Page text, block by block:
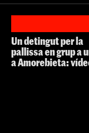
Un detingut per la
pallissa en grup a
a Amorebieta: